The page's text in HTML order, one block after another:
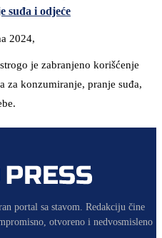
suđa i odjeće
2024,
je zabranjeno korišćenje
za konzumiranje, pranje suđa,
portal sa stavom. Redakciju čine
otvoreno i nedvosmisleno